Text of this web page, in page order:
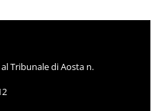
Tribunale di Aosta n.